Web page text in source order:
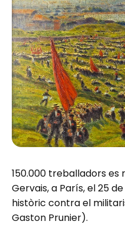
150.000 treballadors es
Gervais, a París, el 25
històric contra el
Gaston Prunier).